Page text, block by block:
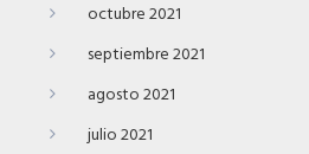
octubre 2021
septiembre 2021
agosto 2021
julio 2021